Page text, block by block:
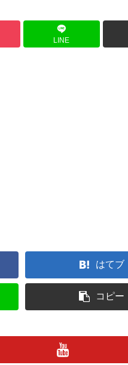
LINE
はてブ
コピー